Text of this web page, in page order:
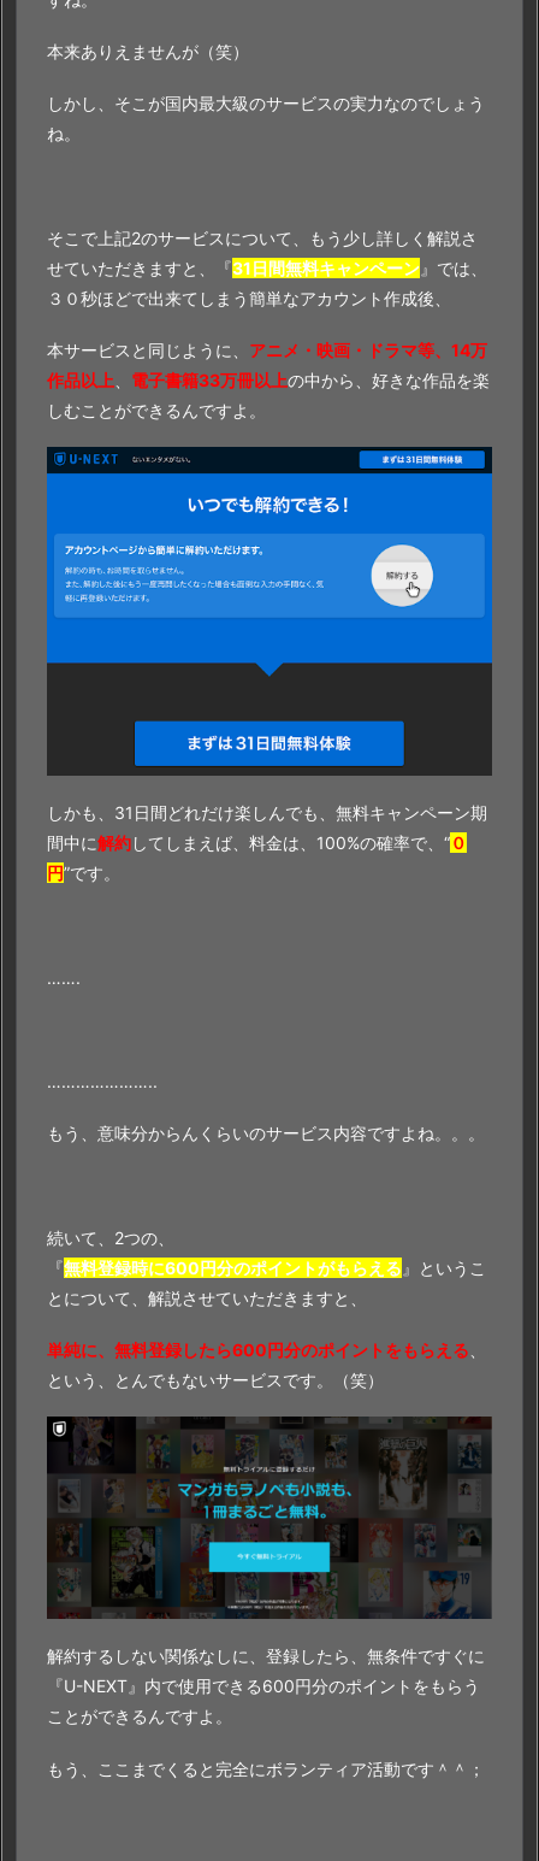
本来ありえませんが（笑）
しかし、そこが国内最大級のサービスの実力なのでしょう
ね。
そこで上記2のサービスについて、もう少し詳しく解説さ
せていただきますと、『31日間無料キャンペーン』では、
３０秒ほどで出来てしまう簡単なアカウント作成後、
本サービスと同じように、 アニメ・映画・ドラマ等、14万
作品以上
電子書籍33万冊以上の中から、好きな作品を楽
しむことができるんですよ。
しかも、31日間どれだけ楽しんでも、無料キャンペーン期
間中に解約してしまえば、料金は、100%の確率で、“０
円”です。
…….
…………………..
もう、意味分からんくらいのサービス内容ですよね。。。
続いて、2つの、
『無料登録時に600円分のポイントがもらえる 』というこ
とについて、解説させていただきますと、
単純に、無料登録したら600円分のポイントをもらえる
という、とんでもないサービスです。（笑）
解約するしない関係なしに、登録したら、無条件ですぐに
『U-NEXT』内で使用できる600円分のポイントをもらう
ことができるんですよ。
もう、ここまでくると完全にボランティア活動です＾＾；